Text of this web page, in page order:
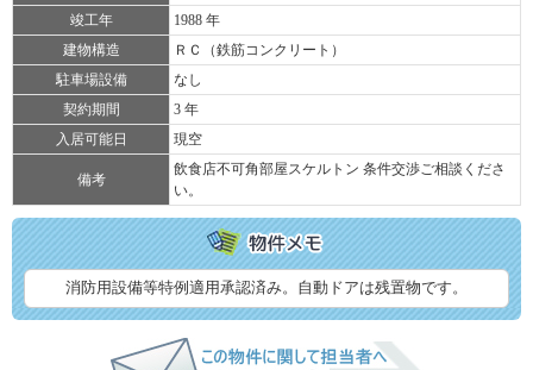
竣工年
1988 年
建物構造
ＲＣ（鉄筋コンクリート）
駐車場設備
なし
契約期間
3 年
入居可能日
現空
備考
飲食店不可角部屋スケルトン 条件交渉ご相談くださ
い。
消防用設備等特例適用承認済み。自動ドアは残置物です。